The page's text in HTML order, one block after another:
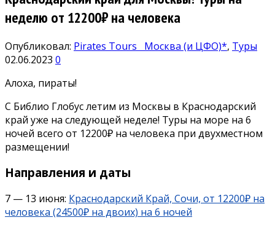
неделю от 12200₽ на человека
Опубликовал: Pirates Tours Москва (и ЦФО)*, Туры
02.06.2023 0
Алоха, пираты!
С Библио Глобус летим из Москвы в Краснодарский
край уже на следующей неделе! Туры на море на 6
ночей всего от 12200₽ на человека при двухместном
размещении!
Направления и даты
7 — 13 июня: Краснодарский Край, Сочи, от 12200₽ на
человека (24500₽ на двоих) на 6 ночей